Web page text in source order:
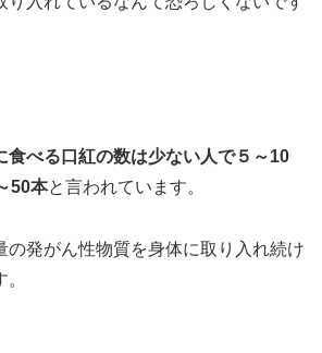
食べる口紅の数は少ない人で５～10
50本と言われています。
の発がん性物質を身体に取り入れ続け